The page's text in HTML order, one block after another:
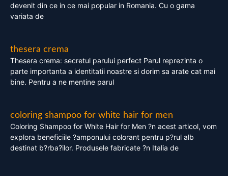
devenit din ce in ce mai popular in Romania. Cu o gama
variata de
thesera crema
Thesera crema: secretul parului perfect Parul reprezinta o
parte importanta a identitatii noastre si dorim sa arate cat mai
bine. Pentru a ne mentine parul
coloring shampoo for white hair for men
Coloring Shampoo for White Hair for Men ?n acest articol, vom
explora beneficiile ?amponului colorant pentru p?rul alb
destinat b?rba?ilor. Produsele fabricate ?n Italia de